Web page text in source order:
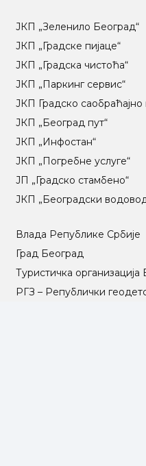
ЈКП „Зеленило Београд“
ЈКП „Градске пијаце“
ЈКП „Градска чистоћа“
ЈКП „Паркинг сервис“
ЈКП Градско
ЈКП „Београд пут“
ЈКП „Инфостан“
ЈКП „Погребне услуге“
ЈП „Градско стамбено“
ЈКП „Београдски водовод
Влада Републике Србије
Град Београд
Туристичка организација
РГЗ – Републички